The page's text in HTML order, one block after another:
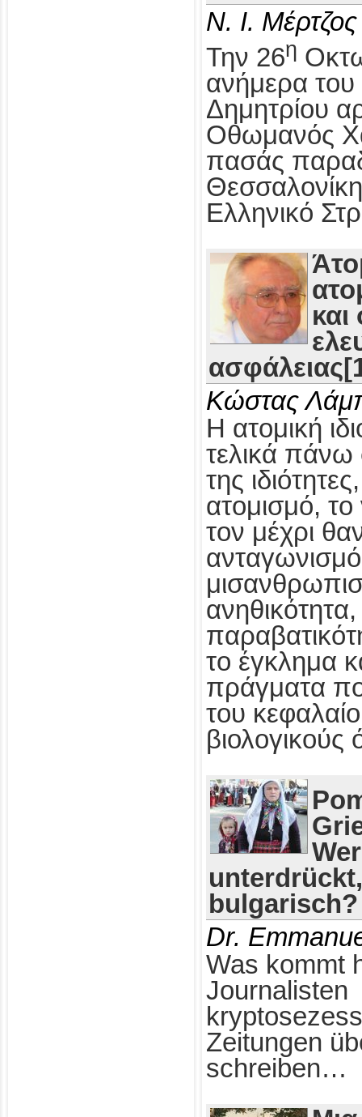
Ν. Ι. Μέρτζος
Την 26η
ανήμερα του
Δημητρίου
Οθωμανός
πασάς
Ελληνικό
Κώστας
Η ατομική
τελικά πάνω
της
ατομισμό,
τον μέχρι
ανηθικότητα,
το έγκλημα
πράγματα
του
βιολογικούς
bulgarisch?
Dr.
Was kommt
Journalisten
Zeitungen
schreiben…